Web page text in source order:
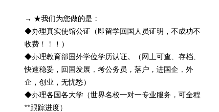
→ ★我们为您做的是：
◆办理真实使馆公证（即留学回国人员证明，不成功不
收费！！！）
◆办理教育部国外学位学历认证。（网上可查、存档、
快速稳妥，回国发展，考公务员，落户，进国企，外
企，创业，无忧愁）
◆办理各国各大学（世界名校一对一专业服务，可全程
**跟踪进度）